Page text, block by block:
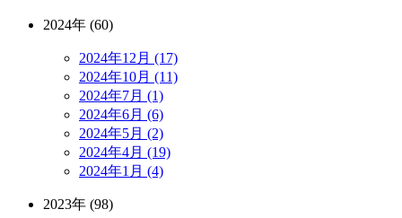
2024年 (60)
2024年12月 (17)
2024年10月 (11)
2024年7月 (1)
2024年6月 (6)
2024年5月 (2)
2024年4月 (19)
2024年1月 (4)
2023年 (98)